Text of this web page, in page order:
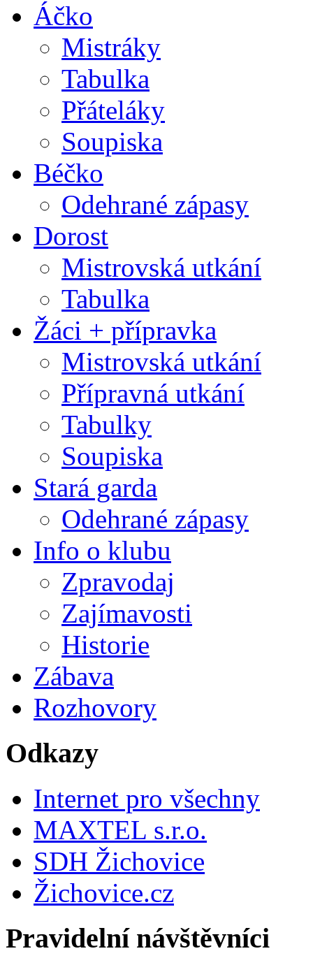
Áčko
Mistráky
Tabulka
Přáteláky
Soupiska
Béčko
Odehrané zápasy
Dorost
Mistrovská utkání
Tabulka
Žáci + přípravka
Mistrovská utkání
Přípravná utkání
Tabulky
Soupiska
Stará garda
Odehrané zápasy
Info o klubu
Zpravodaj
Zajímavosti
Historie
Zábava
Rozhovory
Odkazy
Internet pro všechny
MAXTEL s.r.o.
SDH Žichovice
Žichovice.cz
Pravidelní návštěvníci